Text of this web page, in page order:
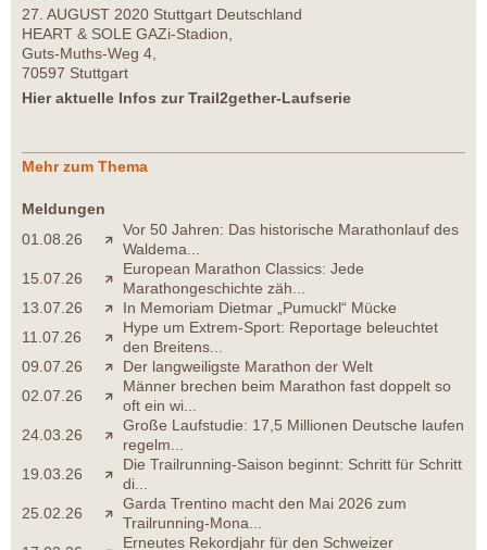
27. AUGUST 2020 Stuttgart Deutschland
HEART & SOLE GAZi-Stadion,
Guts-Muths-Weg 4,
70597 Stuttgart
Hier aktuelle Infos zur Trail2gether-Laufserie
Mehr zum Thema
Meldungen
01.08.26
Vor 50 Jahren: Das historische Marathonlauf des
Waldema...
15.07.26
European Marathon Classics: Jede
Marathongeschichte zäh...
13.07.26
In Memoriam Dietmar „Pumuckl“ Mücke
11.07.26
Hype um Extrem-Sport: Reportage beleuchtet
den Breitens...
09.07.26
Der langweiligste Marathon der Welt
02.07.26
Männer brechen beim Marathon fast doppelt so
oft ein wi...
24.03.26
Große Laufstudie: 17,5 Millionen Deutsche laufen
regelm...
19.03.26
Die Trailrunning-Saison beginnt: Schritt für Schritt
di...
25.02.26
Garda Trentino macht den Mai 2026 zum
Trailrunning-Mona...
Erneutes Rekordjahr für den Schweizer